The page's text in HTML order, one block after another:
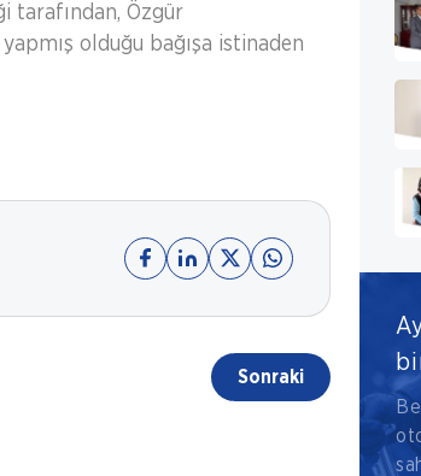
tarafından, Özgür
yapmış olduğu bağışa istinaden
Sonraki